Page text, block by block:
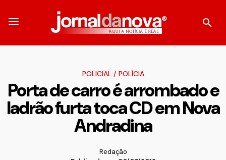
POLICIAL/ POLÍCIA
Porta de carro é arrombado e
ladrão furta toca CD em Nova
Andradina
Redação